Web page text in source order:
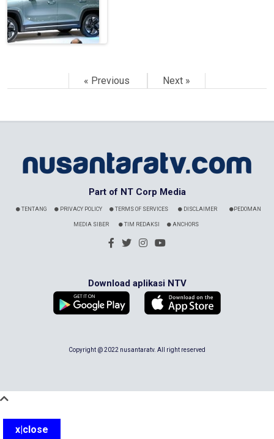
« Previous Next »
Part of NT Corp Media
TENTANG PRIVACY POLICY TERMS OF SERVICES DISCLAIMER PEDOMAN
MEDIA SIBER TIM REDAKSI ANCHORS
Download aplikasi NTV
Copyright @ 2022 nusantaratv. All right reserved
x|close